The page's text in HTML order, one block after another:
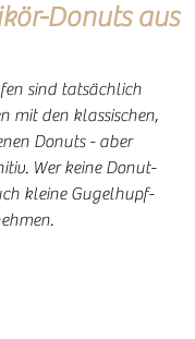
Donuts aus
sind tatsächlich
mit den klassischen,
Donuts - aber
Wer keine Donut-
kleine Gugelhupf-